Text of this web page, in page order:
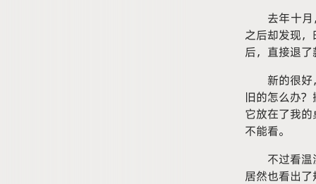
去年十
之后却发现
后，直接退
新的很好
旧的怎么办
它放在了我
不能看。
不过看温
居然也看出